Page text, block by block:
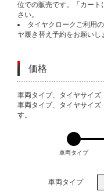
位での販売です。「カー
さい。
タイヤクロークご利用
ヤ履き替え予約をお願いし
価格
VARIATIONS
車両タイプ、タイヤサイズ
車両タイプ、タイヤサイズ
す。
車両タイプ
車両タイプ